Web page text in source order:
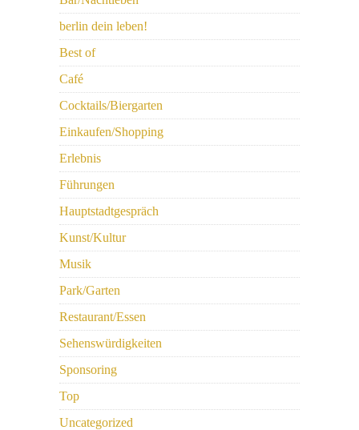
berlin dein leben!
Best of
Café
Cocktails/Biergarten
Einkaufen/Shopping
Erlebnis
Führungen
Hauptstadtgespräch
Kunst/Kultur
Musik
Park/Garten
Restaurant/Essen
Sehenswürdigkeiten
Sponsoring
Top
Uncategorized